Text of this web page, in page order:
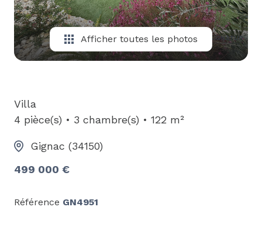
Afficher toutes les photos
Villa
4 pièce(s)
3 chambre(s) 122 m²
Gignac (34150)
499 000 €
Référence GN4951